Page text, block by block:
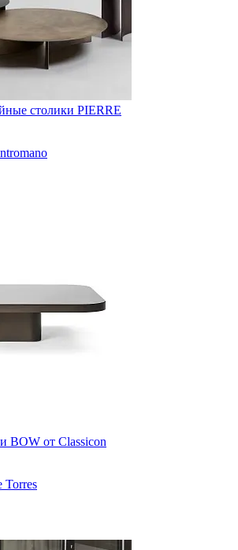
столики PIERRE
BOW от Classicon
Torres